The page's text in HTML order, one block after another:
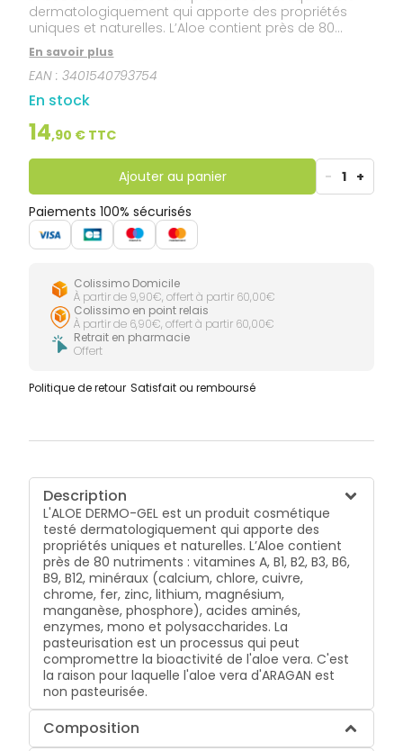
dermatologiquement qui apporte des propriétés
uniques et naturelles. L’Aloe contient près de 80
nutriments : vitamines A, B1, B2, B3, B6, B9, B12, minéraux
(calcium, chlore, cuivre, chrome, fer, zinc, lithium,
magnésium, manganèse, phosphore), acides
aminés, enzymes, mono et polysaccharides. La
pasteurisation est un processus qui peut
compromettre la bioactivité de l'aloe vera. C'est la
raison pour laquelle l'aloe vera d'ARAGAN est non
pasteurisée.
En savoir plus
EAN :3401540793754
En stock
14,90 € TTC
Ajouter au panier - 1 +
Paiements 100% sécurisés
Colissimo Domicile
À partir de 9,90€, offert à partir 60,00€
Colissimo en point relais
À partir de 6,90€, offert à partir 60,00€
Retrait en pharmacie
Offert
Politique de retour Satisfait ou remboursé
Description
L'ALOE DERMO-GEL est un produit cosmétique
testé dermatologiquement qui apporte des
propriétés uniques et naturelles. L’Aloe contient
près de 80 nutriments : vitamines A, B1, B2, B3, B6,
B9, B12, minéraux (calcium, chlore, cuivre,
chrome, fer, zinc, lithium, magnésium,
manganèse, phosphore), acides aminés,
enzymes, mono et polysaccharides. La
pasteurisation est un processus qui peut
compromettre la bioactivité de l'aloe vera. C'est
la raison pour laquelle l'aloe vera d'ARAGAN est
non pasteurisée.
Composition